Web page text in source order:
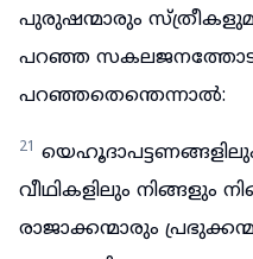
പുരുഷന്മാരും
പറഞ്ഞ
പറഞ്ഞതെന്തെന്നാൽ:
21
വീഥികളിലും നിങ്ങളും
രാജാക്കന്മാരും